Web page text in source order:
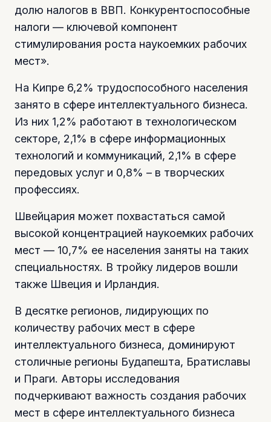
долю налогов в ВВП. Конкурентоспособные
налоги — ключевой компонент
стимулирования роста наукоемких рабочих
мест».
На Кипре 6,2% трудоспособного населения
занято в сфере интеллектуального бизнеса.
Из них 1,2% работают в технологическом
секторе, 2,1% в сфере информационных
технологий и коммуникаций, 2,1% в сфере
передовых услуг и 0,8% – в творческих
профессиях.
Швейцария может похвастаться самой
высокой концентрацией наукоемких рабочих
мест — 10,7% ее населения заняты на таких
специальностях. В тройку лидеров вошли
также Швеция и Ирландия.
В десятке регионов, лидирующих по
количеству рабочих мест в сфере
интеллектуального бизнеса, доминируют
столичные регионы Будапешта, Братиславы
и Праги. Авторы исследования
подчеркивают важность создания рабочих
мест в сфере интеллектуального бизнеса